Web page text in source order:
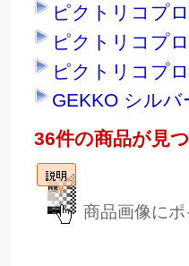
ピクトリコプ
ピクトリコプ
ピクトリコプ
GEKKO シル
36件の商品が見
商品画像に